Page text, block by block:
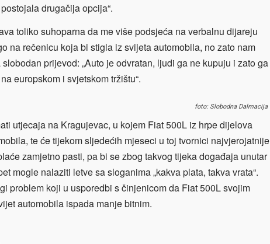
drugačija opcija“.
toliko suhoparna da me više podsjeća na verbalnu dijareju
na rečenicu koja bi stigla iz svijeta automobila, no zato nam
prijevod: „Auto je odvratan, ljudi ga ne kupuju i zato ga
europskom i svjetskom tržištu“.
foto: Slobodna Dalmacija
utjecaja na Kragujevac, u kojem Fiat500L iz hrpedijelova
te će tijekomsljedećih mjeseci u toj tvornici najvjerojatnije
zamjetno pasti, pa bi se zbog takvog tijeka događaja unutar
mogle nalaziti letve sa sloganima „kakva plata, takva vrata“.
problem koji u usporedbi s činjenicom da Fiat500L svojim
automobila ispada manje bitnim.